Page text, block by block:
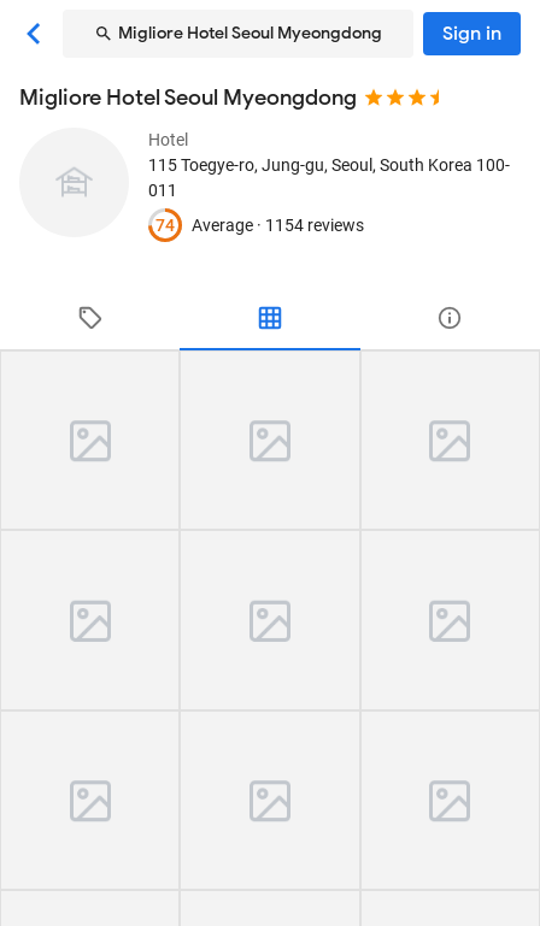
Migliore Hotel Seoul Myeongdong Sign in
Migliore Hotel Seoul Myeongdong
Hotel
115 Toegye-ro, Jung-gu, Seoul, South Korea 100-
011
74
Average · 1154 reviews